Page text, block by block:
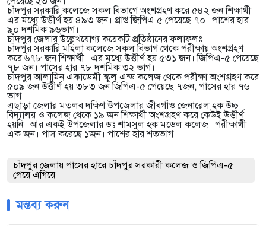
চাঁদপুর সরকারি কলেজে সকল বিভাগে অংশগ্রহণ করে ৫৪২ জন শিক্ষার্থী।
এর মধ্যে উত্তীর্ণ হয় ৪৯৩ জন। প্রাপ্ত জিপিএ ৫ পেয়েছে ৭০। পাশের হার
৯০ দশমিক ৯৬ভাগ।
চাঁদপুর জেলার উল্লেখযোগ্য কয়েকটি প্রতিষ্ঠানের ফলাফলঃ
চাঁদপুর সরকারি মহিলা কলেজে সকল বিভাগ থেকে পরীক্ষায় অংশগ্রহণ
করে ৬৭৮ জন শিক্ষার্থী। এর মধ্যে উত্তীর্ণ হয় ৫৩১ জন। জিপিএ-৫ পেয়েছে
৭৮ জন। পাসের হার ৭৮ দশমিক ৩২ ভাগ।
চাঁদপুর আলামিন একাডেমী স্কুল এন্ড কলেজ থেকে পরীক্ষা অংশগ্রহণ করে
৫০৯ জন উত্তীর্ণ হয় ৩৮৩ জন জিপিএ-৫ পেয়েছে ৭জন, পাসের হার ৭৬
ভাগ।
এছাড়া জেলার মতলব দক্ষিণ উপজেলার জীবগাঁও জেনারেল হক উচ্চ
বিদ্যালয় ও কলেজ থেকে ১৯ জন শিক্ষার্থী অংশগ্রহণ করে কেউই উত্তীর্ণ
হয়নি। আর একই উপজেলার ডঃ শামসুল হক মডেল কলেজ। পরীক্ষার্থী
এক জন। পাস করেছে ১জন। পাশের হার শতভাগ।
চাঁদপুর জেলায় পাসের হারে চাঁদপুর সরকারী কলেজ ও জিপিএ-৫
পেয়ে এগিয়ে
মন্তব্য করুন